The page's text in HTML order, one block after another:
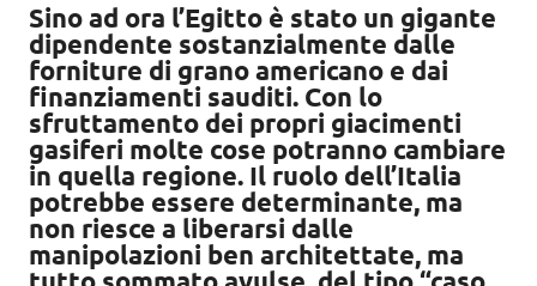
Sino ad ora l’Egitto è stato un gigante
dipendente sostanzialmente dalle
forniture di grano americano e dai
finanziamenti sauditi. Con lo
sfruttamento dei propri giacimenti
gasiferi molte cose potranno cambiare
in quella regione. Il ruolo dell’Italia
potrebbe essere determinante, ma
non riesce a liberarsi dalle
manipolazioni ben architettate, ma